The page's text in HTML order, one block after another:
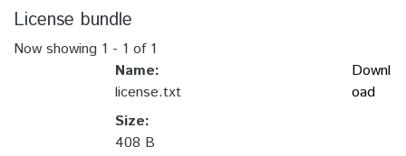
License bundle
Now showing 1 - 1 of 1
Name:
license.txt
Size:
408 B
Downl
oad